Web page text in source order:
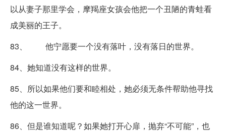
以从妻子那里学会，摩羯座女孩会他把一个丑陋的青蛙看
成美丽的王子。
83、 他宁愿要一个没有落叶，没有落日的世界。
84、她知道没有这样的世界。
85、所以如果他们要和睦相处，她必须无条件帮助他寻找
他的这一世界。
86、但是谁知道呢？如果她打开心扉，抛弃“不可能”，也